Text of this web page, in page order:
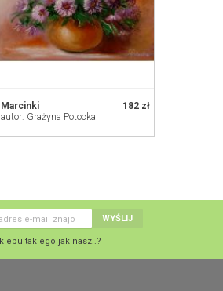
182 zł
Marcinki
autor: Grażyna Potocka
WYŚLIJ
takiego jak nasz..?